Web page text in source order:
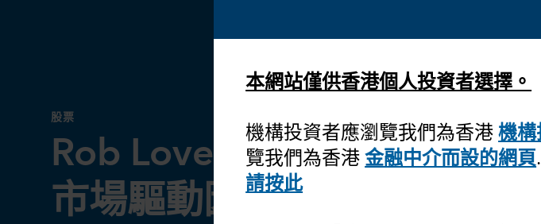
本網站僅供香港個人投資者選擇。
機構投資者應瀏覽我們為香港機構
覽我們為香港金融中介而設的網頁
請按此
股票
Rob Lovelace論2025年的
市場驅動因素